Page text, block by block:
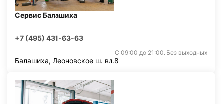
Сервис Балашиха
+7 (495) 431-63-63
С 09:00 до 21:00. Без выходных
Балашиха, Леоновское ш. вл.8